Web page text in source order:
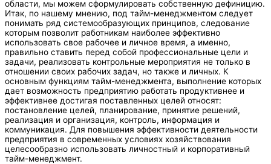
области, мы можем сформулировать собственную дефиницию.
Итак, по нашему мнению, под тайм-менеджментом следует
понимать ряд системообразующих принципов, следование
которым позволит работникам наиболее эффективно
использовать свое рабочее и личное время, а именно,
правильно ставить перед собой профессиональные цели и
задачи, реализовать контрольные мероприятия не только в
отношении своих рабочих задач, но также и личных. К
основным функциям тайм-менеджмента, выполнение которых
дает возможность предприятию работать продуктивнее и
эффективнее достигая поставленных целей относят:
постановление целей, планирование, принятие решений,
реализация и организация, контроль, информация и
коммуникация. Для повышения эффективности деятельности
предприятия в современных условиях хозяйствования
целесообразно использовать личностный и корпоративный
тайм-менеджмент.